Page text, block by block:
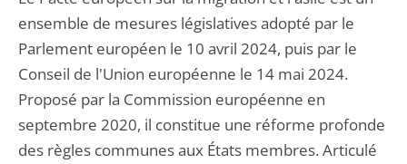
ensemble de mesures législatives adopté par le
Parlement européen le 10 avril 2024, puis par le
Conseil de l'Union européenne le 14 mai 2024.
Proposé par la Commission européenne en
septembre 2020, il constitue une réforme profonde
des règles communes aux États membres. Articulé